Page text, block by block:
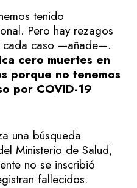
tenido
Pero hay rezagos
cada caso —añade—.
cero muertes en
porque no tenemos
por COVID-19
una búsqueda
Ministerio de Salud,
no se inscribió
fallecidos.